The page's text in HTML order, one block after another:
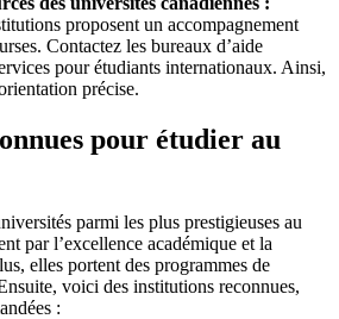
proposent un accompagnement
Contactez les bureaux d’aide
pour étudiants internationaux. Ainsi,
précise.
pour étudier au
parmi les plus prestigieuses au
par l’excellence académique et la
elles portent des programmes de
voici des institutions reconnues,
: